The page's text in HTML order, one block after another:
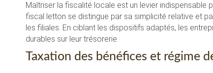
Maîtriser la fiscalité locale est un levier indispensable
fiscal letton se distingue par sa simplicité relative et
les filiales. En ciblant les dispositifs adaptés, les
durables sur leur trésorerie.
Taxation des bénéfices et régime